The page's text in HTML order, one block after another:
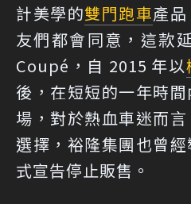
計美學的雙門跑車產
友們都會同意，這款
Coupé，自 2015 年以
後，在短短的一年時
場，對於熱血車迷而
選擇，裕隆集團也曾
式宣告停止販售。